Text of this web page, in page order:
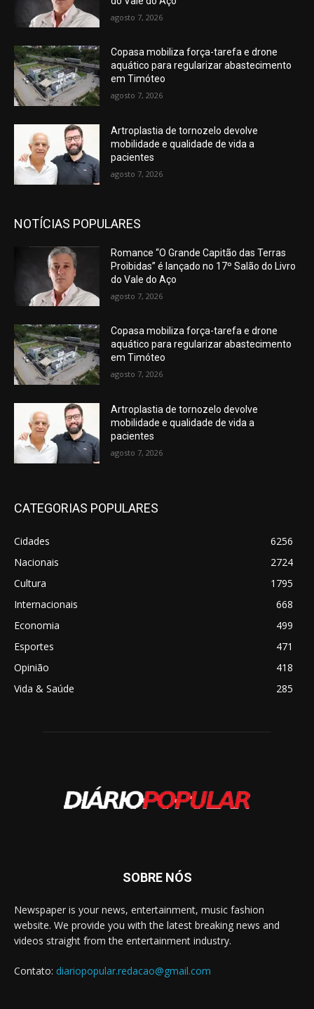
agosto 7, 2026
Copasa mobiliza força-tarefa e drone
aquático para regularizar abastecimento
em Timóteo
agosto 7, 2026
Artroplastia de tornozelo devolve
mobilidade e qualidade de vida a
pacientes
agosto 7, 2026
NOTÍCIAS POPULARES
Romance “O Grande Capitão das Terras
Proibidas” é lançado no 17º Salão do Livro
do Vale do Aço
agosto 7, 2026
Copasa mobiliza força-tarefa e drone
aquático para regularizar abastecimento
em Timóteo
agosto 7, 2026
Artroplastia de tornozelo devolve
mobilidade e qualidade de vida a
pacientes
agosto 7, 2026
CATEGORIAS POPULARES
Cidades
6256
Nacionais
2724
Cultura
1795
Internacionais
668
Economia
499
Esportes
471
Opinião
418
Vida & Saúde
285
SOBRE NÓS
Newspaper is your news, entertainment, music fashion
website. We provide you with the latest breaking news and
videos straight from the entertainment industry.
Contato: diariopopular.redacao@gmail.com